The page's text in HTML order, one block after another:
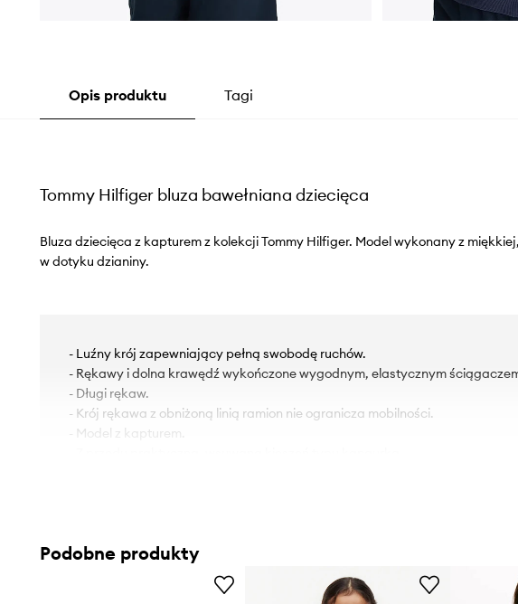
Opis produktu Tagi
Tommy Hilfiger bluza bawełniana dziecięca
Bluza dziecięca z kapturem z kolekcji Tommy Hilfiger. Model wykonany z
w dotyku dzianiny.
- Luźny krój zapewniający pełną swobodę ruchów.
- Rękawy i dolna krawędź wykończone wygodnym, elastycznym
- Długi rękaw.
- Krój rękawa z obniżoną linią ramion nie ogranicza mobilności.
- Model z kapturem.
Podobne produkty